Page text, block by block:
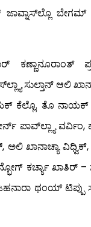
ಬೇಗಮ್
ಸುಲ್ತಾನ್ ಆಲಿ
ಕೆಲ್ಲೊ. ತೊ
ಪಾವ್‍ಲ್ಲ್ಯಾ ವರ್ವಿಂ,
ಖಾನಾಚ್ಯಾ
ಕರ್ಚ್ಯಾ ಖಾತಿರ್ –
ಥಂಯ್ ಟಿಪ್ಪು